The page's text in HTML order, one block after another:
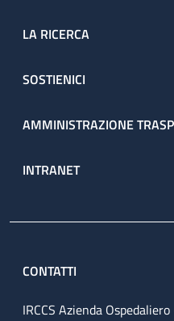
LA RICERCA
SOSTIENICI
AMMINISTRAZIONE
INTRANET
CONTATTI
IRCCS Azienda